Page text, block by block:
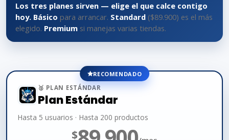
Los tres planes sirven — elige el que calce contigo
hoy. Básico para arrancar. Standard ($89.900) es el más
elegido. Premium si manejas varias tiendas.
RECOMENDADO
🥈 PLAN ESTÁNDAR
Plan Estándar
Hasta 5 usuarios · Hasta 200 productos
$